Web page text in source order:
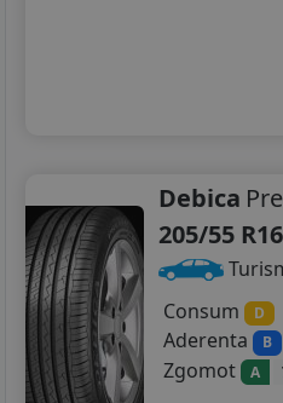
Debica
205/55
Consum
D
Aderenta B
Zgomot A